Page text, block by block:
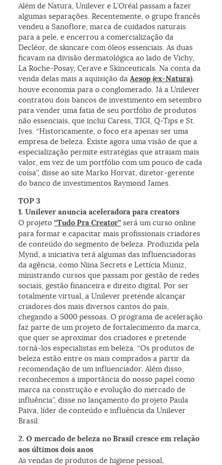
Além de Natura, Unilever e L’Oréal passam a fazer
algumas separações. Recentemente, o grupo francês
vendeu a Sanoflore, marca de cuidados naturais
para a pele, e encerrou a comercialização da
Decléor, de skincare com óleos essenciais. As duas
ficavam na divisão dermatológica ao lado de Vichy,
La Roche-Posay, Cerave e Skinceuticals. Na conta da
venda delas mais a aquisição daAesop (ex-Natura),
houve economia para o conglomerado. Já a Unilever
contratou dois bancos de investimento em setembro
para vender uma fatia de seu portfólio de produtos
não essenciais, que inclui Caress, TIGI, Q-Tips e St.
Ives. “Historicamente, o foco era apenas ser uma
empresa de beleza. Existe agora uma visão de que a
especialização permite estratégias que atraiam mais
valor, em vez de um portfólio com um pouco de cada
coisa”, disse ao site Marko Horvat, diretor-gerente
do banco de investimentos Raymond James.
TOP 3
1. Unilever anuncia aceleradora para creators
O projeto“Tudo Pra Creator” será um curso online
para formar e capacitar mais profissionais criadores
de conteúdo do segmento de beleza. Produzida pela
Mynd, a iniciativa terá algumas das influenciadoras
da agência, como Niina Secrets e Lettícia Muniz,
ministrando cursos que passam por gestão de redes
sociais, gestão financeira e direito digital. Por ser
totalmente virtual, a Unilever pretende alcançar
criadores dos mais diversos cantos do país,
chegando a 5000 pessoas. O programa de aceleração
faz parte de um projeto de fortalecimento da marca,
que quer se aproximar dos criadores e pretende
torná-los especialistas em beleza. “Os produtos de
beleza estão entre os mais comprados a partir da
recomendação de um influenciador. Além disso,
reconhecemos a importância do nosso papel como
marca na construção e evolução do mercado de
influência”, disse no lançamento do projeto Paula
Paiva, líder de conteúdo e influência da Unilever
Brasil.
2. O mercado de beleza no Brasil cresce em relação
aos últimos dois anos
As vendas de produtos de higiene pessoal,